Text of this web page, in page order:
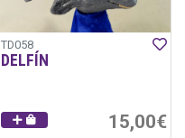
TD058
DELFÍN
15,00€